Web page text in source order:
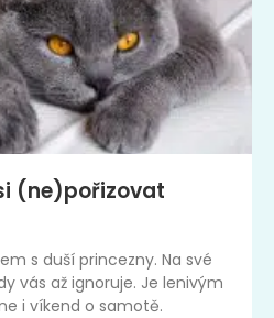
(ne)pořizovat
s duší princezny. Na své
vás až ignoruje. Je lenivým
i víkend o samotě.